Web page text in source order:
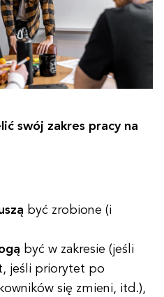
swój zakres pracy na
być zrobione (i
być w zakresie (jeśli
jeśli priorytet po
się zmieni, itd.),